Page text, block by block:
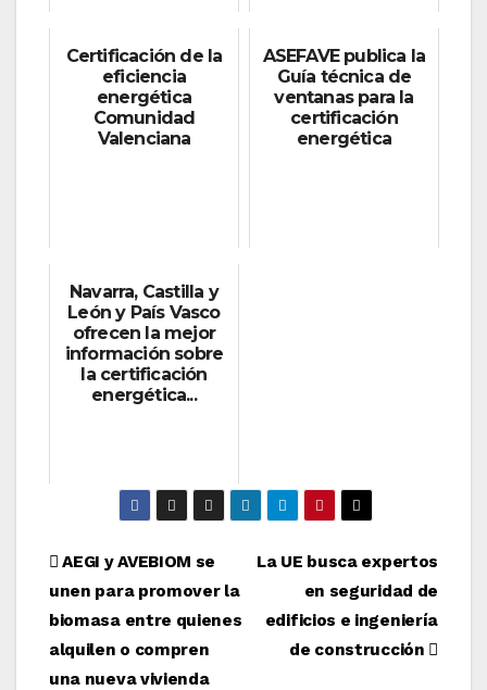
Certificación de la
eficiencia
energética
Comunidad
Valenciana
ASEFAVE publica la
Guía técnica de
ventanas para la
certificación
energética
Navarra, Castilla y
León y País Vasco
ofrecen la mejor
información sobre
la certificación
energética...
Navegación
de
entradas
La UE busca expertos
en seguridad de
edificios e ingeniería
de construcción
AEGI y AVEBIOM se
unen para promover la
biomasa entre quienes
alquilen o compren
una nueva vivienda